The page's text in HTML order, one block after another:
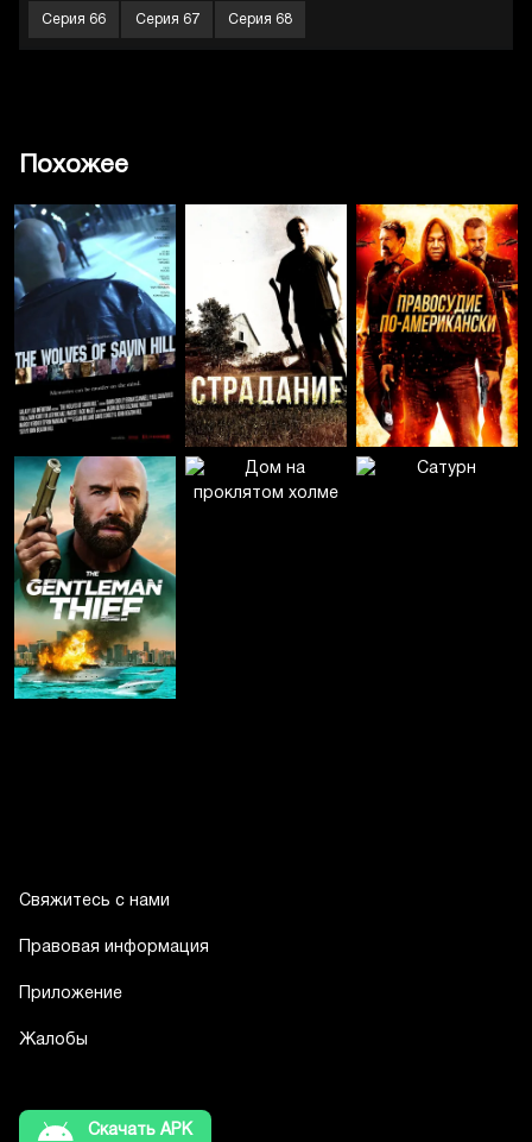
Серия 66 Серия 67 Серия 68
Похожее
Свяжитесь с нами
Правовая информация
Приложение
Жалобы
Скачать APK